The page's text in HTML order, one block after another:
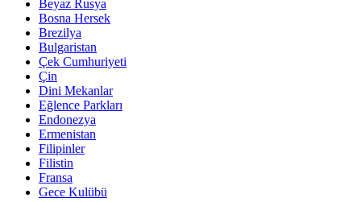
Beyaz Rusya
Bosna Hersek
Brezilya
Bulgaristan
Çek Cumhuriyeti
Çin
Dini Mekanlar
Eğlence Parkları
Endonezya
Ermenistan
Filipinler
Filistin
Fransa
Gece Kulübü